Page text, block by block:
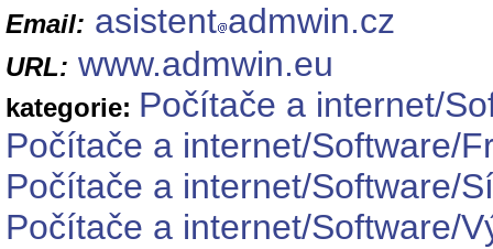
Email: asistent admwin.cz
URL: www.admwin.eu
kategorie: Počítače a internet/
Počítače a internet/Software/
Počítače a internet/Software/
Počítače a internet/Software/